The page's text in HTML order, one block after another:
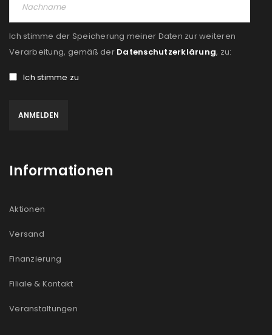
Ich stimme der Speicherung meiner Daten zur weiteren
Verarbeitung, gemäß der Datenschutzerklärung, zu:
Ich stimme zu
Informationen
Aktionen
Versand
Finanzierung
Filiale & Kontakt
Veranstaltungen